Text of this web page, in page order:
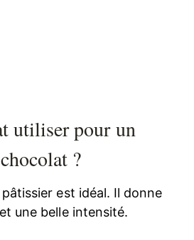
utiliser pour un
?
est idéal. Il donne
une belle intensité.